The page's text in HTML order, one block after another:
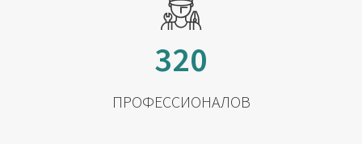
320
ПРОФЕССИОНАЛОВ